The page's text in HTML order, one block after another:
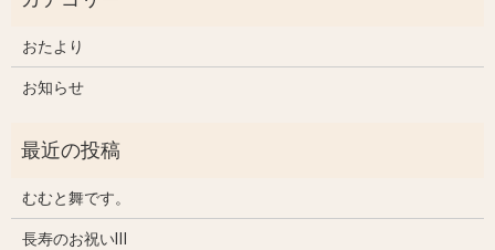
おたより
お知らせ
むむと舞です。
長寿のお祝いⅢ